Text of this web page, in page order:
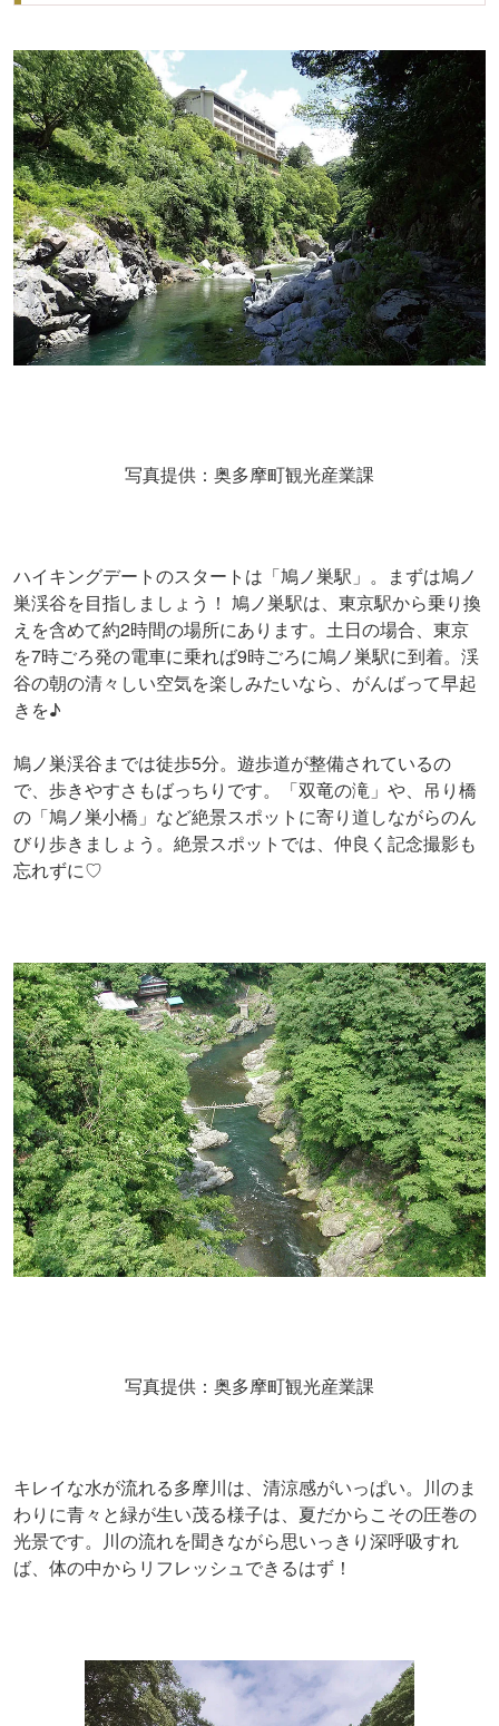
写真提供：奥多摩町観光産業課
ハイキングデートのスタートは「鳩ノ巣駅」。まずは鳩ノ
巣渓谷を目指しましょう！ 鳩ノ巣駅は、東京駅から乗り換
えを含めて約2時間の場所にあります。土日の場合、東京
を7時ごろ発の電車に乗れば9時ごろに鳩ノ巣駅に到着。渓
谷の朝の清々しい空気を楽しみたいなら、がんばって早起
きを♪
鳩ノ巣渓谷までは徒歩5分。遊歩道が整備されているの
で、歩きやすさもばっちりです。「双竜の滝」や、吊り橋
の「鳩ノ巣小橋」など絶景スポットに寄り道しながらのん
びり歩きましょう。絶景スポットでは、仲良く記念撮影も
忘れずに♡
写真提供：奥多摩町観光産業課
キレイな水が流れる多摩川は、清涼感がいっぱい。川のま
わりに青々と緑が生い茂る様子は、夏だからこその圧巻の
光景です。川の流れを聞きながら思いっきり深呼吸すれ
ば、体の中からリフレッシュできるはず！